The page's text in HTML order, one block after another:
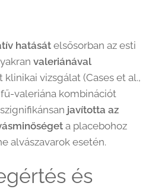
hatását elsősorban az esti
valeriánával
klinikai vizsgálat (Cases et al.,
valeriána kombinációt
javította az
a placebohoz
alvászavarok esetén.
és